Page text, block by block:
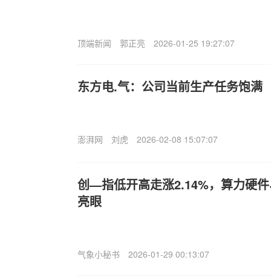
顶端新闻 郭正亮 2026-01-25 19:27:07
东方电.气：公司当前生产任务饱满
澎湃网 刘虎 2026-02-08 15:07:07
创—指低开高走涨2.14%，算力硬
亮眼
气象小秘书 2026-01-29 00:13:07